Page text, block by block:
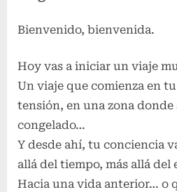
Bienvenido, bienvenida.
Hoy vas a iniciar un viaje
Un viaje que comienza en
tensión, en una zona donde
congelado…
Y desde ahí, tu conciencia
allá del tiempo, más allá del
Hacia una vida anterior… o